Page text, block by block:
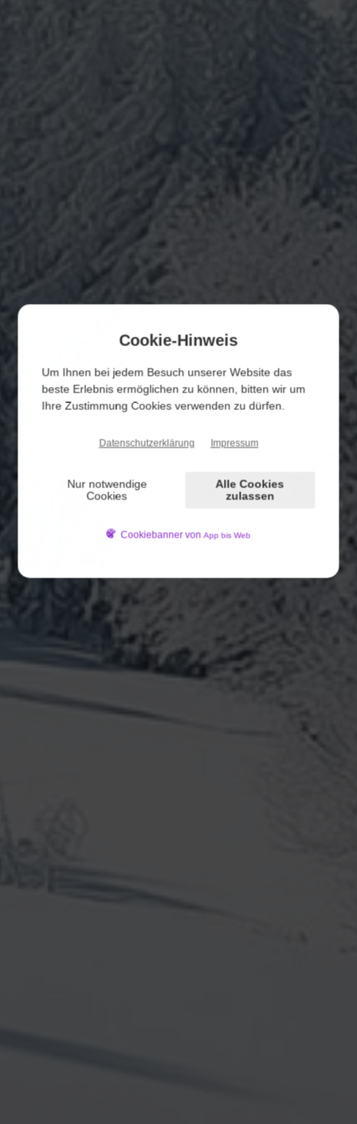
Cookie-Hinweis
Um Ihnen bei jedem Besuch unserer Website das
beste Erlebnis ermöglichen zu können, bitten wir um
Ihre Zustimmung Cookies verwenden zu dürfen.
Datenschutzerklärung Impressum
Nur notwendige
Cookies
Alle Cookies
zulassen
Cookiebanner vonApp bis Web